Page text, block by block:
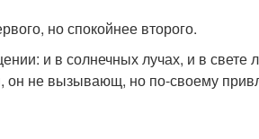
но спокойнее второго.
и в солнечных лучах, и в свете
не вызывающ, но по-своему